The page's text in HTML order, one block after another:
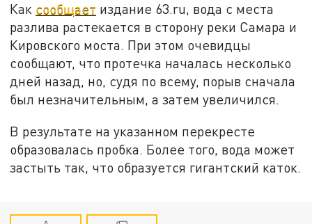
Как сообщает издание 63.ru, вода с места
разлива растекается в сторону реки Самара и
Кировского моста. При этом очевидцы
сообщают, что протечка началась несколько
дней назад, но, судя по всему, порыв сначала
был незначительным, а затем увеличился.
В результате на указанном перекресте
образовалась пробка. Более того, вода может
застыть так, что образуется гигантский каток.